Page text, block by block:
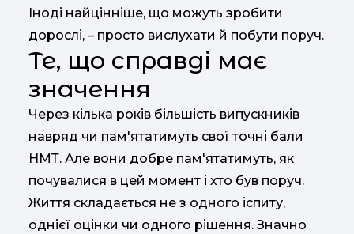
Іноді найцінніше, що можуть зробити
дорослі, – просто вислухати й побути поруч.
Те, що справді має
значення
Через кілька років більшість випускників
навряд чи пам'ятатимуть свої точні бали
НМТ. Але вони добре пам'ятатимуть, як
почувалися в цей момент і хто був поруч.
Життя складається не з одного іспиту,
однієї оцінки чи одного рішення. Значно